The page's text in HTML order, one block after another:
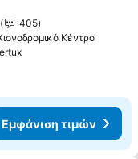
405
Κέντρο
Εμφάνιση τιμών